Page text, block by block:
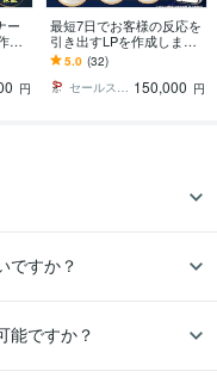
ー
し
！
円
最短7日でお客様の反応を
引き出すLPを作成します
納品まで何度でも修正O
K！納得いくまで対応させ
ていただきます
5.0 (32)
セールスデザインクリエイト 150,000 円
ですか？
能ですか？